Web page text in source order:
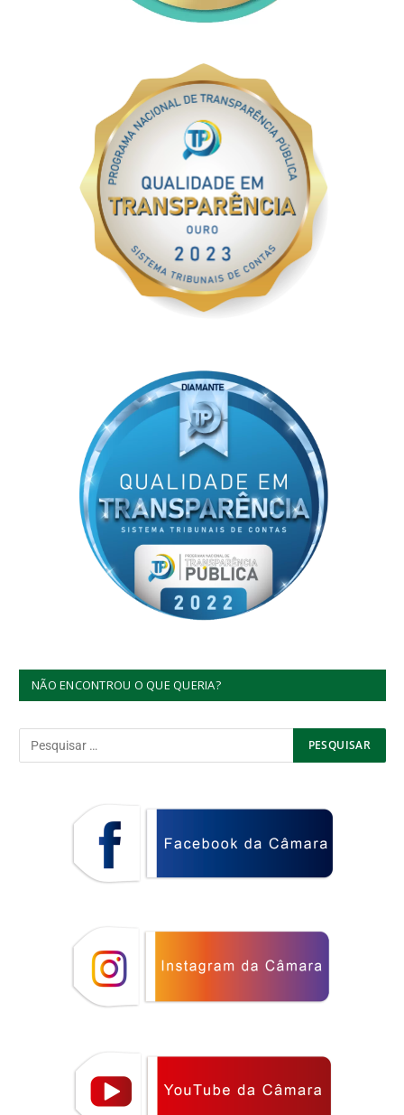
NÃO ENCONTROU O QUE QUERIA?